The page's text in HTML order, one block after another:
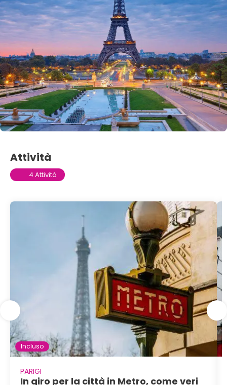
Attività
4 Attività
Incluso
PARIGI
In giro per la città in Metro, come veri